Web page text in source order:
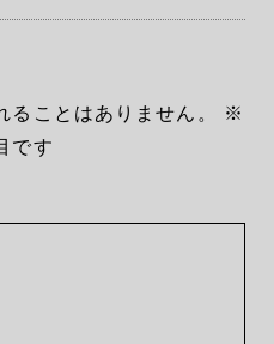
ることはありません。
※
です